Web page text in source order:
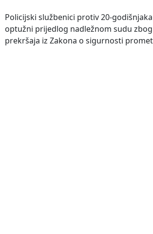
Policijski službenici protiv 20-
optužni prijedlog nadležnom sudu
prekršaja iz Zakona o sigurnosti